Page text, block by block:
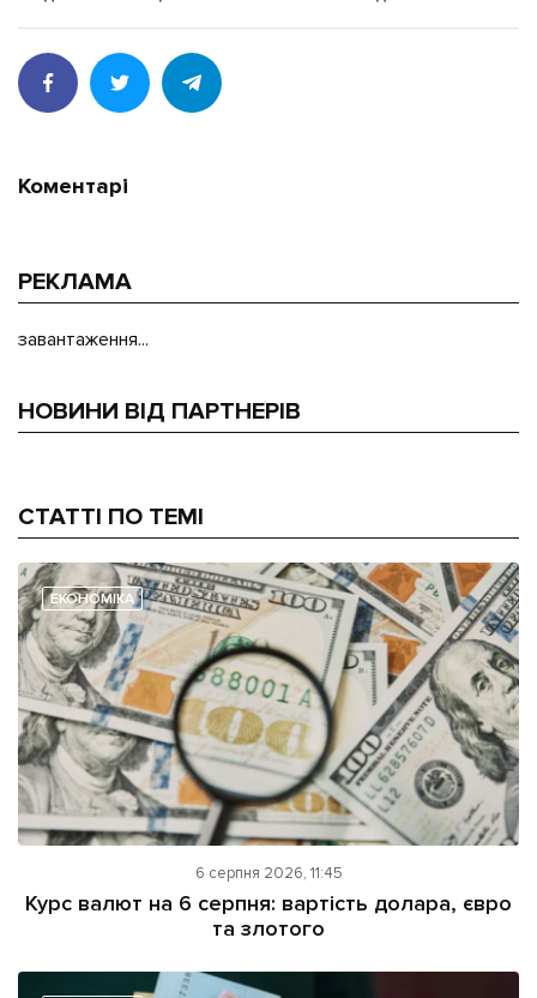
Коментарі
РЕКЛАМА
завантаження...
НОВИНИ ВІД ПАРТНЕРІВ
СТАТТІ ПО ТЕМІ
ЕКОНОМІКА
6 серпня 2026, 11:45
Курс валют на 6 серпня: вартість долара, євро
та злотого